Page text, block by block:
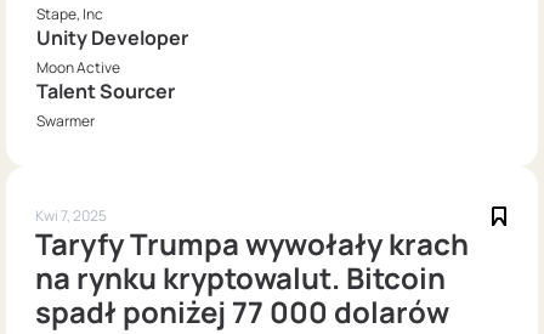
Stape, Inc
Unity Developer
Moon Active
Talent Sourcer
Swarmer
Kwi 7, 2025
Taryfy Trumpa wywołały krach
na rynku kryptowalut. Bitcoin
spadł poniżej 77 000 dolarów